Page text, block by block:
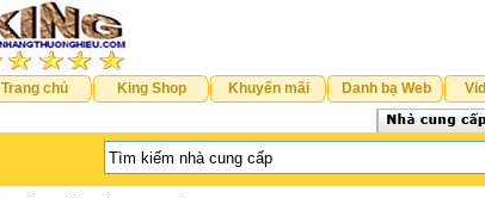
Trang chủ King Shop Khuyến mãi Danh bạ Web